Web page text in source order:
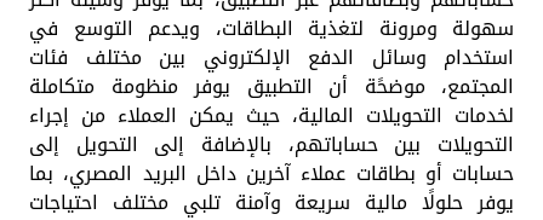
سهولة ومرونة لتغذية البطاقات، ويدعم التوسع في
استخدام وسائل الدفع الإلكتروني بين مختلف فئات
المجتمع، موضحًة أن التطبيق يوفر منظومة متكاملة
لخدمات التحويلات المالية، حيث يمكن العملاء من إجراء
التحويلات بين حساباتهم، بالإضافة إلى التحويل إلى
حسابات أو بطاقات عملاء آخرين داخل البريد المصري، بما
يوفر حلولًا مالية سريعة وآمنة تلبي مختلف احتياجات